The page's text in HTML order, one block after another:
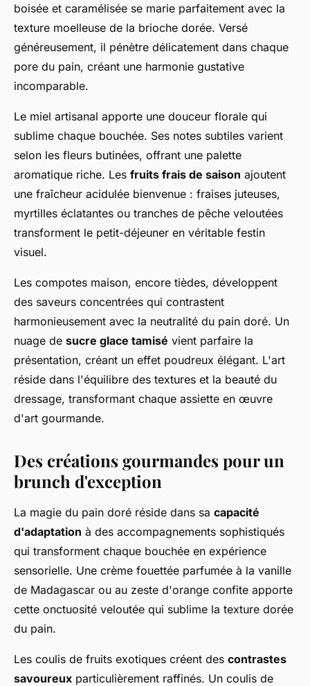
boisée et caramélisée se marie parfaitement avec la
texture moelleuse de la brioche dorée. Versé
généreusement, il pénètre délicatement dans chaque
pore du pain, créant une harmonie gustative
incomparable.
Le miel artisanal apporte une douceur florale qui
sublime chaque bouchée. Ses notes subtiles varient
selon les fleurs butinées, offrant une palette
aromatique riche. Les fruits frais de saison ajoutent
une fraîcheur acidulée bienvenue : fraises juteuses,
myrtilles éclatantes ou tranches de pêche veloutées
transforment le petit-déjeuner en véritable festin
visuel.
Les compotes maison, encore tièdes, développent
des saveurs concentrées qui contrastent
harmonieusement avec la neutralité du pain doré. Un
nuage de sucre glace tamisé vient parfaire la
présentation, créant un effet poudreux élégant. L'art
réside dans l'équilibre des textures et la beauté du
dressage, transformant chaque assiette en œuvre
d'art gourmande.
Des créations gourmandes pour un
brunch d'exception
La magie du pain doré réside dans sa capacité
d'adaptation à des accompagnements sophistiqués
qui transforment chaque bouchée en expérience
sensorielle. Une crème fouettée parfumée à la vanille
de Madagascar ou au zeste d'orange confite apporte
cette onctuosité veloutée qui sublime la texture dorée
du pain.
Les coulis de fruits exotiques créent des contrastes
savoureux particulièrement raffinés. Un coulis de